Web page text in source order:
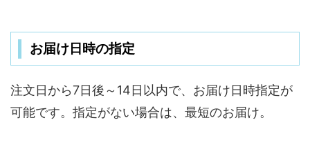
お届け日時の指定
注文日から7日後～14日以内で、お届け日時指定が
可能です。指定がない場合は、最短のお届け。